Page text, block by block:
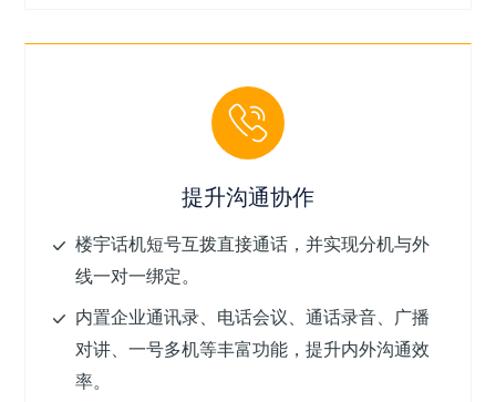
提升沟通协作
楼宇话机短号互拨直接通话，并实现分机与外
线一对一绑定。
内置企业通讯录、电话会议、通话录音、广播
对讲、一号多机等丰富功能，提升内外沟通效
率。